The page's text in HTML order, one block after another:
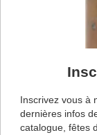
Inscrivez vous à
dernières infos
catalogue, fêtes